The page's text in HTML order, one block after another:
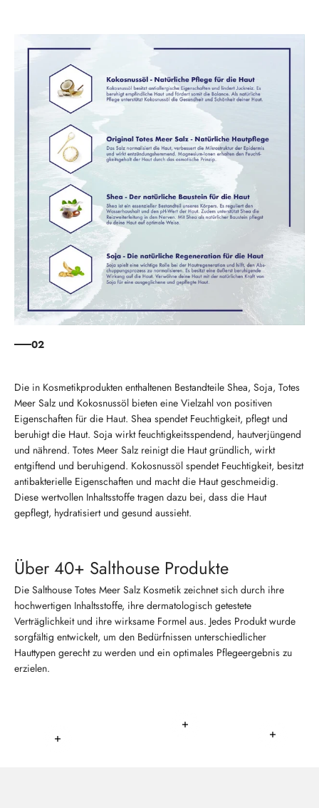
02
Die in Kosmetikprodukten enthaltenen Bestandteile Shea, Soja, Totes
Meer Salz und Kokosnussöl bieten eine Vielzahl von positiven
Eigenschaften für die Haut. Shea spendet Feuchtigkeit, pflegt und
beruhigt die Haut. Soja wirkt feuchtigkeitsspendend, hautverjüngend
und nährend. Totes Meer Salz reinigt die Haut gründlich, wirkt
entgiftend und beruhigend. Kokosnussöl spendet Feuchtigkeit, besitzt
antibakterielle Eigenschaften und macht die Haut geschmeidig.
Diese wertvollen Inhaltsstoffe tragen dazu bei, dass die Haut
gepflegt, hydratisiert und gesund aussieht.
Über 40+ Salthouse Produkte
Die Salthouse Totes Meer Salz Kosmetik zeichnet sich durch ihre
hochwertigen Inhaltsstoffe, ihre dermatologisch getestete
Verträglichkeit und ihre wirksame Formel aus. Jedes Produkt wurde
sorgfältig entwickelt, um den Bedürfnissen unterschiedlicher
Hauttypen gerecht zu werden und ein optimales Pflegeergebnis zu
erzielen.
Weiterlesen
Weiterlesen